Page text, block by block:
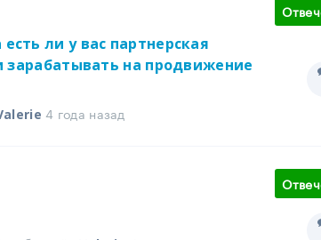
ли у вас партнерская
зарабатывать на продвижение
4 года назад